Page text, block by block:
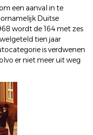
een aanval in te
Duitse
wordt de 164 met zes
tien jaar
is verdwenen
er niet meer uit weg